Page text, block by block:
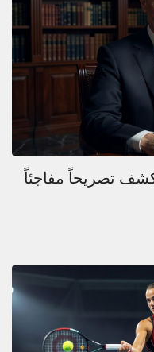
تصريحاً مفاجئاً